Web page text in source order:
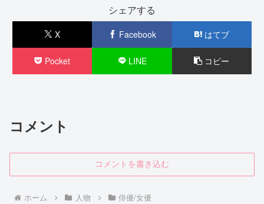
シェアする
X Facebook はてブ
Pocket LINE コピー
コメント
コメントを書き込む
ホーム 人物 俳優/女優